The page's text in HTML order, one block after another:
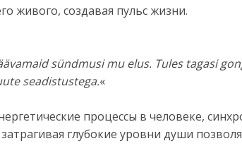
живого, создавая пульс жизни.
sündmusi mu elus. Tules tagasi
seadistustega.«
процессы в человеке,
глубокие уровни души